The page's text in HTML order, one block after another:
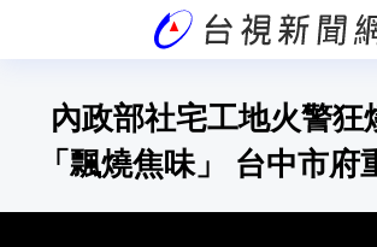
內政部社宅工地火警狂
「飄燒焦味」 台中市府